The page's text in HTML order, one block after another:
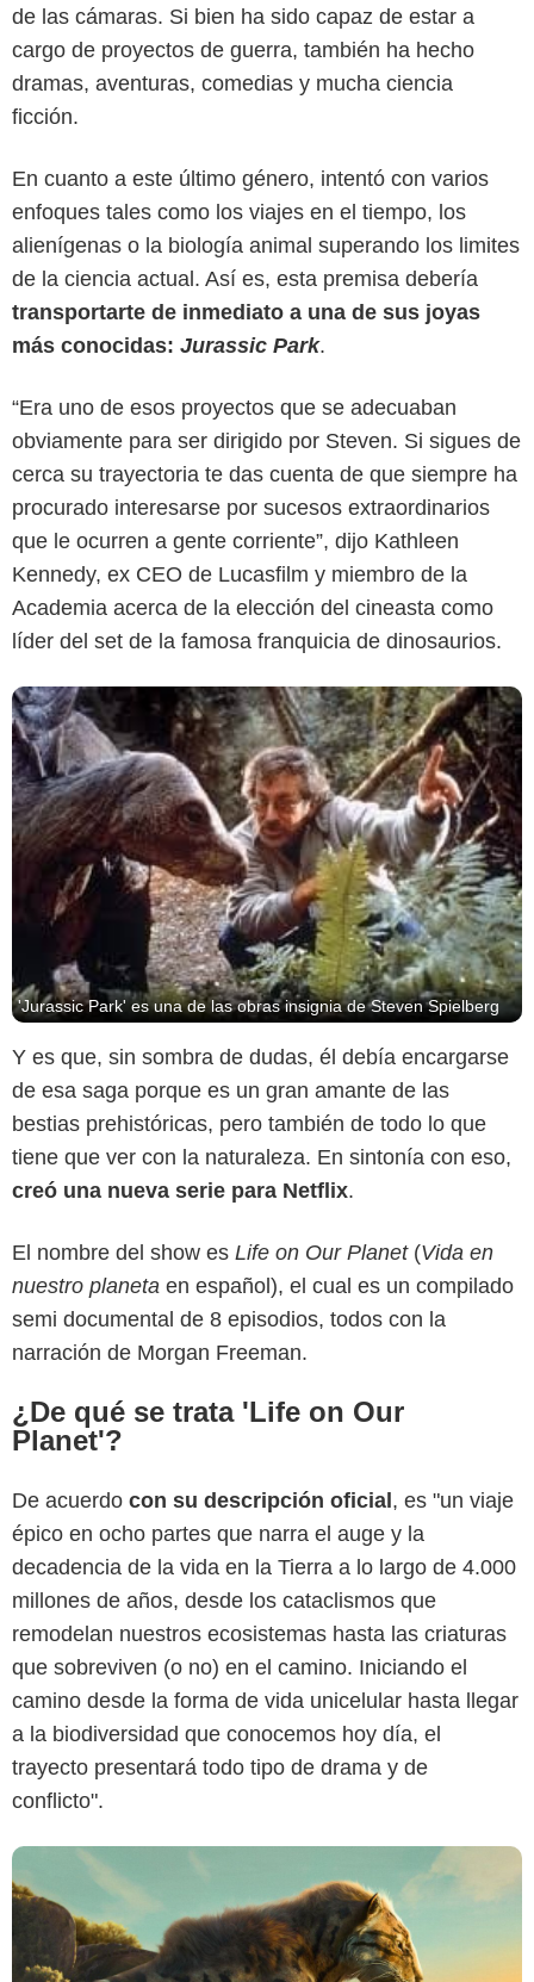
de las cámaras. Si bien ha sido capaz de estar a
cargo de proyectos de guerra, también ha hecho
dramas, aventuras, comedias y mucha ciencia
ficción.
En cuanto a este último género, intentó con varios
enfoques tales como los viajes en el tiempo, los
alienígenas o la biología animal superando los limites
de la ciencia actual. Así es, esta premisa debería
transportarte de inmediato a una de sus joyas
más conocidas: Jurassic Park.
“Era uno de esos proyectos que se adecuaban
obviamente para ser dirigido por Steven. Si sigues de
cerca su trayectoria te das cuenta de que siempre ha
procurado interesarse por sucesos extraordinarios
que le ocurren a gente corriente”, dijo Kathleen
Kennedy, ex CEO de Lucasfilm y miembro de la
Academia acerca de la elección del cineasta como
líder del set de la famosa franquicia de dinosaurios.
'Jurassic Park' es una de las obras insignia de Steven Spielberg
Y es que, sin sombra de dudas, él debía encargarse
de esa saga porque es un gran amante de las
bestias prehistóricas, pero también de todo lo que
tiene que ver con la naturaleza. En sintonía con eso,
creó una nueva serie para Netflix.
El nombre del show es Life on Our Planet (Vida en
nuestro planeta en español), el cual es un compilado
semi documental de 8 episodios, todos con la
narración de Morgan Freeman.
¿De qué se trata 'Life on Our
Planet'?
De acuerdo con su descripción oficial, es "un viaje
épico en ocho partes que narra el auge y la
decadencia de la vida en la Tierra a lo largo de 4.000
millones de años, desde los cataclismos que
remodelan nuestros ecosistemas hasta las criaturas
que sobreviven (o no) en el camino. Iniciando el
camino desde la forma de vida unicelular hasta llegar
a la biodiversidad que conocemos hoy día, el
trayecto presentará todo tipo de drama y de
conflicto".
Netflix